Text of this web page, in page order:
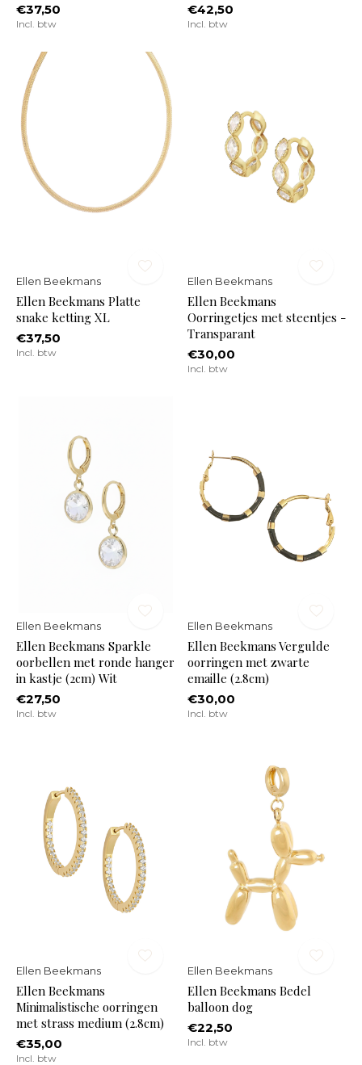
€37,50
Incl. btw
€42,50
Incl. btw
Ellen Beekmans
Ellen Beekmans Platte
snake ketting XL
€37,50
Incl. btw
Ellen Beekmans
Ellen Beekmans
Oorringetjes met steentjes -
Transparant
€30,00
Incl. btw
Ellen Beekmans
Ellen Beekmans Sparkle
oorbellen met ronde hanger
in kastje (2cm) Wit
€27,50
Incl. btw
Ellen Beekmans
Ellen Beekmans Vergulde
oorringen met zwarte
emaille (2.8cm)
€30,00
Incl. btw
Ellen Beekmans
Ellen Beekmans
Minimalistische oorringen
met strass medium (2.8cm)
€35,00
Incl. btw
Ellen Beekmans
Ellen Beekmans Bedel
balloon dog
€22,50
Incl. btw